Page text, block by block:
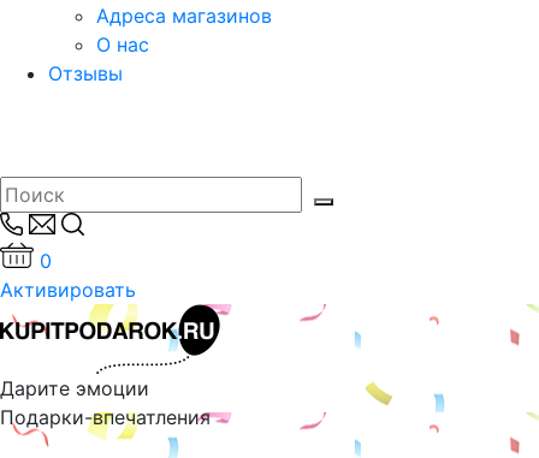
Адреса магазинов
О нас
Отзывы
0
Активировать
Дарите эмоции
Подарки-впечатления